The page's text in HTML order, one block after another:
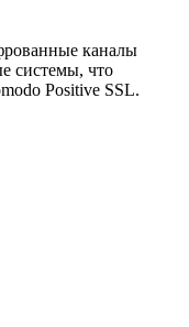
каналы
системы, что
Positive SSL.